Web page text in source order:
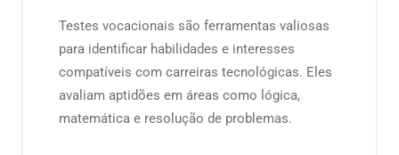
Testes vocacionais são ferramentas valiosas
para identificar habilidades e interesses
compatíveis com carreiras tecnológicas. Eles
avaliam aptidões em áreas como lógica,
matemática e resolução de problemas.